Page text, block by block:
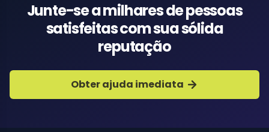
Junte-se a milhares de pessoas
satisfeitas com sua sólida
reputação
Obter ajuda imediata